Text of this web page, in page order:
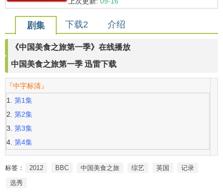
剧集 下载2 介绍
《中国美食之旅第一季》在线播放
中国美食之旅第一季 迅雷下载
『中字标清』
第1集
第2集
第3集
第4集
标签： 2012 BBC 中国美食之旅 综艺 英国
记录
选秀